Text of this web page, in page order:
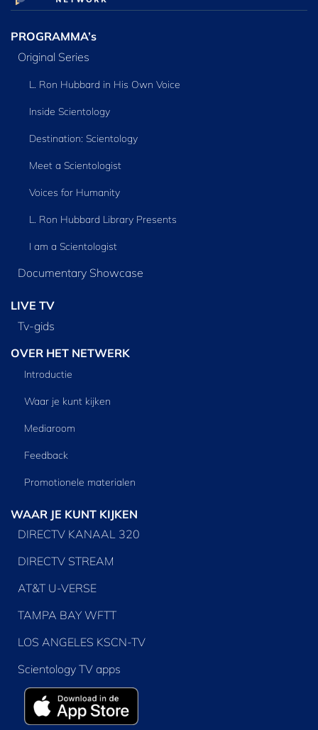
PROGRAMMA’s
Original Series
L. Ron Hubbard in His Own Voice
Inside Scientology
Destination: Scientology
Meet a Scientologist
Voices for Humanity
L. Ron Hubbard Library Presents
I am a Scientologist
Documentary Showcase
LIVE TV
Tv‑gids
OVER HET NETWERK
Introductie
Waar je kunt kijken
Mediaroom
Feedback
Promotionele materialen
WAAR JE KUNT KIJKEN
DIRECTV KANAAL 320
DIRECTV STREAM
AT&T U-VERSE
TAMPA BAY WFTT
LOS ANGELES KSCN-TV
Scientology TV apps